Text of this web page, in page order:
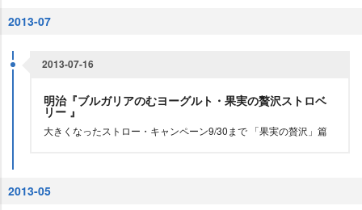
2013-07
2013-07-16
明治『ブルガリアのむヨーグルト・果実の贅沢ストロベ
リー 』
大きくなったストロー・キャンペーン9/30まで 「果実の贅沢」篇
2013-05